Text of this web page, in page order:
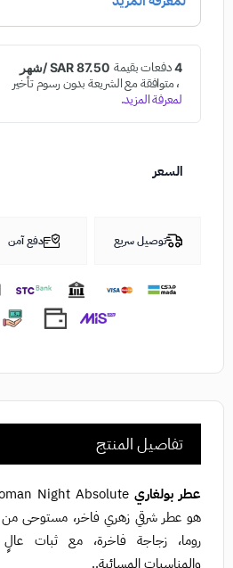
السعر
توصيل سريع دفع آمن
تفاصيل المنتج
عطر بولغاري Night Absolute
هو عطر شرقي زهري فاخر، مستوحى من
روما، زجاجة فاخرة، مع ثبات عالٍ
والمناسبات المسائية..